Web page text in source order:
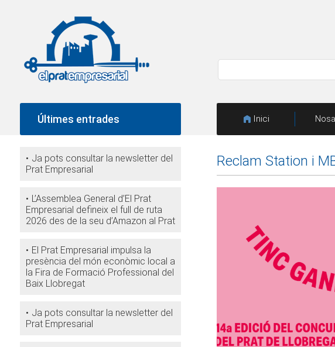
Últimes entrades
Ja pots consultar la newsletter del
Prat Empresarial
L’Assemblea General d’El Prat
Empresarial defineix el full de ruta
2026 des de la seu d’Amazon al Prat
El Prat Empresarial impulsa la
presència del món econòmic local a
la Fira de Formació Professional del
Baix Llobregat
Ja pots consultar la newsletter del
Prat Empresarial
Inici
Reclam Station i